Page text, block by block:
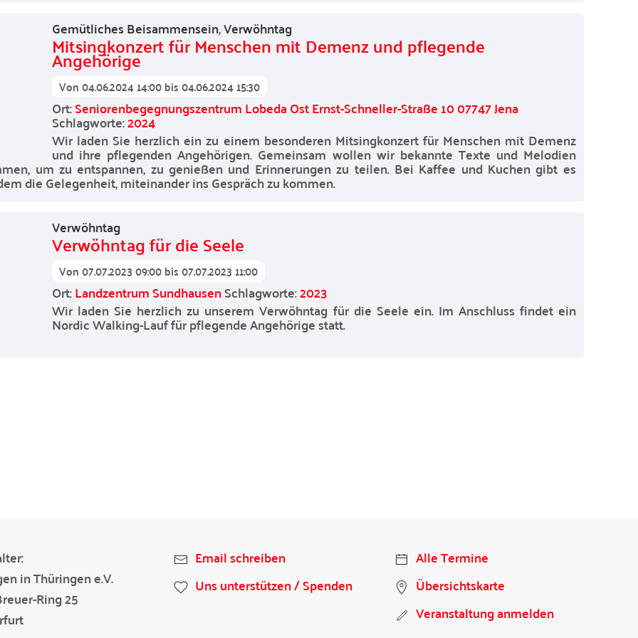
Gemütliches Beisammensein,Verwöhntag
Mitsingkonzert für Menschen mit Demenz und pflegende
Angehörige
Von04.06.2024 14:00bis04.06.2024 15:30
Ort:Seniorenbegegnungszentrum Lobeda Ost Ernst-Schneller-Straße 10 07747 Jena
Schlagworte:2024
Wir laden Sie herzlich ein zu einem besonderen Mitsingkonzert für Menschen mit Demenz
und ihre pflegenden Angehörigen. Gemeinsam wollen wir bekannte Texte und Melodien
um zu entspannen, zu genießen und Erinnerungen zu teilen. Bei Kaffee und Kuchen gibt es
die Gelegenheit, miteinander ins Gespräch zu kommen.
Verwöhntag
Verwöhntag für die Seele
Von07.07.2023 09:00bis07.07.2023 11:00
Ort:Landzentrum SundhausenSchlagworte:2023
Wir laden Sie herzlich zu unserem Verwöhntag für die Seele ein. Im Anschluss findet ein
Nordic Walking-Lauf für pflegende Angehörige statt.
in Thüringen e.V.
Ring 25
Email schreiben
Uns unterstützen / Spenden
Alle Termine
Übersichtskarte
Veranstaltung anmelden